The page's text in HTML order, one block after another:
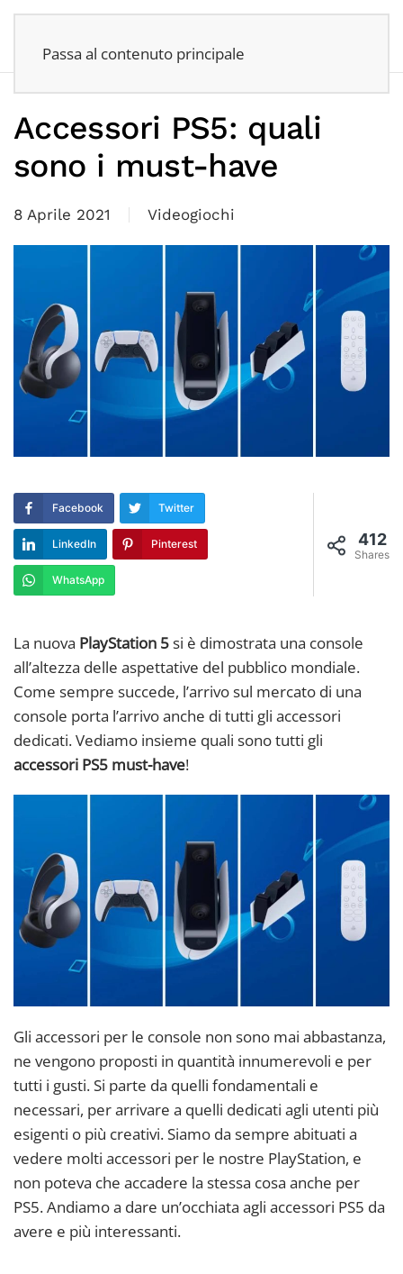
Passa al contenuto principale
Accessori PS5: quali
sono i must-have
8 Aprile 2021 Videogiochi
412
Shares
Facebook Twitter
LinkedIn Pinterest
WhatsApp
La nuova PlayStation 5si è dimostrata una console
all’altezza delle aspettative del pubblico mondiale.
Come sempre succede, l’arrivo sul mercato di una
console porta l’arrivo anche di tutti gli accessori
dedicati. Vediamo insieme quali sono tutti gli
accessori PS5 must-have!
Gli accessori per le console non sono mai abbastanza,
ne vengono proposti in quantità innumerevoli e per
tutti i gusti. Si parte da quelli fondamentali e
necessari, per arrivare a quelli dedicati agli utenti più
esigenti o più creativi. Siamo da sempre abituati a
vedere molti accessori per le nostre PlayStation, e
non poteva che accadere la stessa cosa anche per
PS5. Andiamo a dare un’occhiata agli accessori PS5 da
avere e più interessanti.